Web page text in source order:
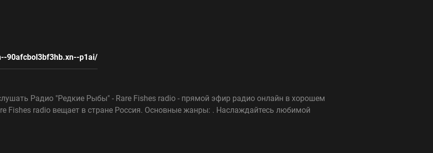
90afcbol3bf3hb.xn--p1ai/
Радио "Редкие Рыбы" - Rare Fishes radio - прямой эфир радио онлайн в хорошем
Fishes radio вещает в стране Россия. Основные жанры: . Наслаждайтесь любимой